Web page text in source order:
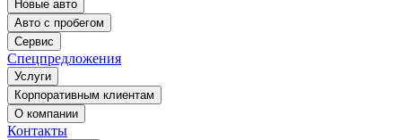
Новые авто
Авто с пробегом
Сервис
Спецпредложения
Услуги
Корпоративным клиентам
О компании
Контакты